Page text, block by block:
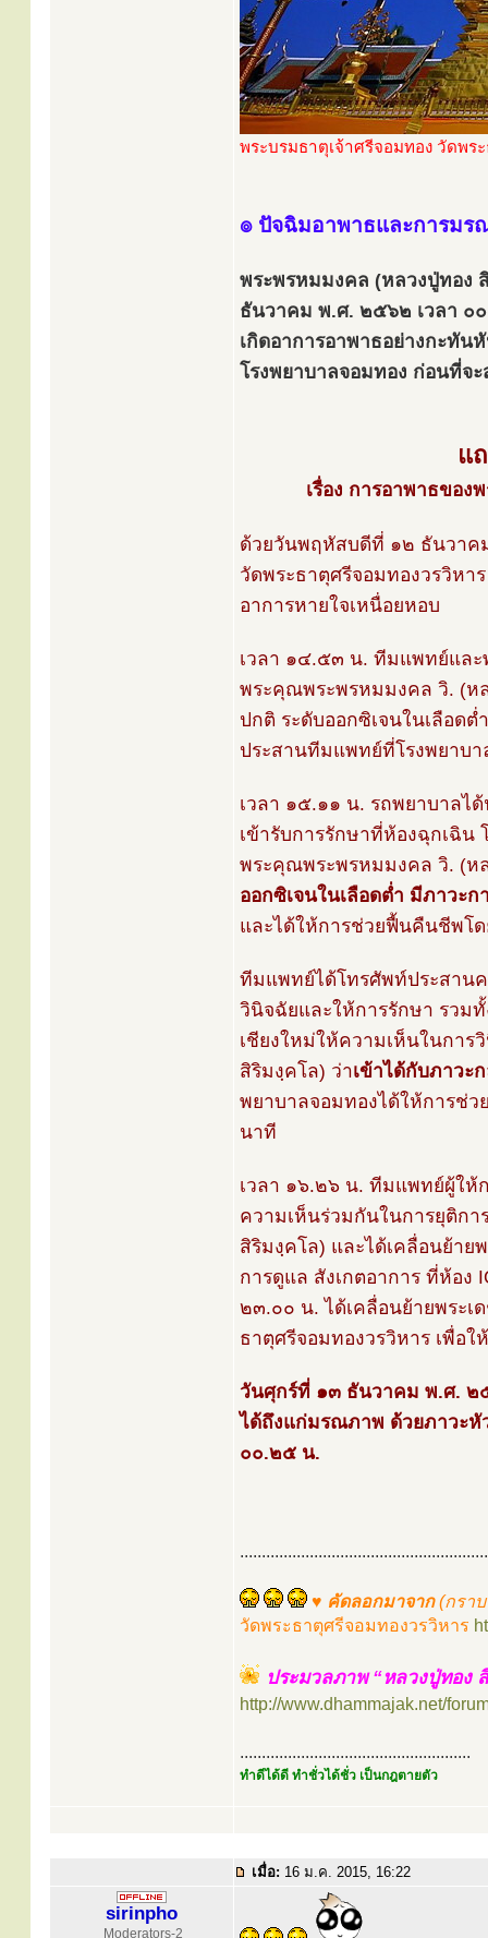
พระบรมธาตุเจ้าศรีจอมทอง วัดพร
๏ ปัจฉิมอาพาธและการมร
พระพรหมมงคล (หลวงปู่ทอง
ธันวาคม พ.ศ. ๒๕๖๒ เวลา ๐
เกิดอาการอาพาธอย่างกะทัน
โรงพยาบาลจอมทอง ก่อนที่จ
แ
เรื่อง การอาพาธขอ
ด้วยวันพฤหัสบดีที่ ๑๒ ธันวาค
วัดพระธาตุศรีจอมทองวรวิห
อาการหายใจเหนื่อยหอบ
เวลา ๑๔.๕๓ น. ทีมแพทย์และ
พระคุณพระพรหมมงคล วิ. (ห
ปกติ ระดับออกซิเจนในเลือด
ประสานทีมแพทย์ที่โรงพยาบา
เวลา ๑๕.๑๑ น. รถพยาบาลไ
เข้ารับการรักษาที่ห้องฉุกเฉิน
พระคุณพระพรหมมงคล วิ. (ห
ออกซิเจนในเลือดต่ำ มีภาวะ
และได้ให้การช่วยฟื้นคืนชีพโ
ทีมแพทย์ได้โทรศัพท์ประสาน
วินิจฉัยและให้การรักษา รวม
เชียงใหม่ให้ความเห็นในกา
สิริมงฺคโล) ว่าเข้าได้กับภาวะ
พยาบาลจอมทองได้ให้การช่
นาที
เวลา ๑๖.๒๖ น. ทีมแพทย์ผู้ให้
ความเห็นร่วมกันในการยุติก
สิริมงฺคโล) และได้เคลื่อนย้า
การดูแล สังเกตอาการ ที่ห้อง
๒๓.๐๐ น. ได้เคลื่อนย้ายพระ
ธาตุศรีจอมทองวรวิหาร เพื่อ
วันศุกร์ที่ ๑๓ ธันวาคม พ.ศ. ๒
ได้ถึงแก่มรณภาพ ด้วยภาวะหั
๐๐.๒๕ น.
♥ คัดลอกมาจาก (กรา
วัดพระธาตุศรีจอมทองวรวิหาร
ประมวลภาพ “หลวงปู่ทอง
http://www.dhammajak.net/
.....................................................
ทำดีได้ดี ทำชั่วได้ชั่ว เป็นกฎตายตัว
เมื่อ: 16 ม.ค. 2015, 16:22
sirinpho
Moderators-2